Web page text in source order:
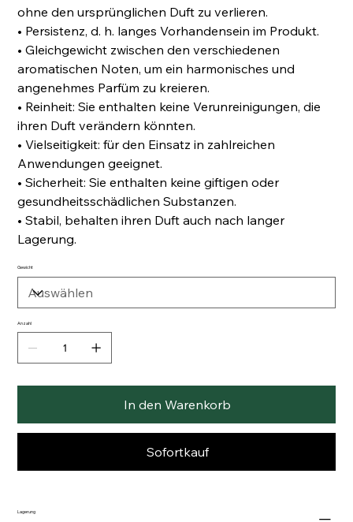
ohne den ursprünglichen Duft zu verlieren.
• Persistenz, d. h. langes Vorhandensein im Produkt.
• Gleichgewicht zwischen den verschiedenen
aromatischen Noten, um ein harmonisches und
angenehmes Parfüm zu kreieren.
• Reinheit: Sie enthalten keine Verunreinigungen, die
ihren Duft verändern könnten.
• Vielseitigkeit: für den Einsatz in zahlreichen
Anwendungen geeignet.
• Sicherheit: Sie enthalten keine giftigen oder
gesundheitsschädlichen Substanzen.
• Stabil, behalten ihren Duft auch nach langer
Lagerung.
Gewicht
Anzahl
In den Warenkorb
Sofortkauf
Lagerung